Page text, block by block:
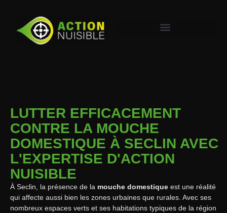
LUTTER EFFICACEMENT
CONTRE LA MOUCHE
DOMESTIQUE À SECLIN AVEC
L'EXPERTISE D'ACTION
NUISIBLE
À Seclin, la présence de la mouche domestique est une réalité
qui affecte aussi bien les zones urbaines que rurales. Avec ses
nombreux espaces verts et ses habitations typiques de la région